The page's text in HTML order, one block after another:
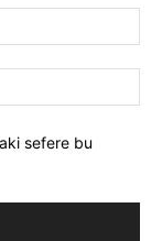
sefere bu